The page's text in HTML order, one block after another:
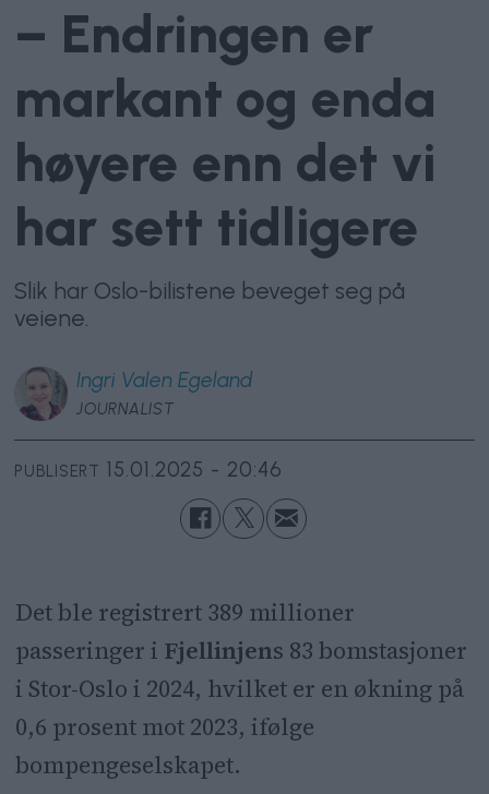
– Endringen er
markant og enda
høyere enn det vi
har sett tidligere
Slik har Oslo-bilistene beveget seg på
veiene.
Ingri Valen Egeland
JOURNALIST
PUBLISERT 15.01.2025 - 20:46
Det ble registrert 389 millioner
passeringer i Fjellinjens 83 bomstasjoner
i Stor-Oslo i 2024, hvilket er en økning på
0,6 prosent mot 2023, ifølge
bompengeselskapet.